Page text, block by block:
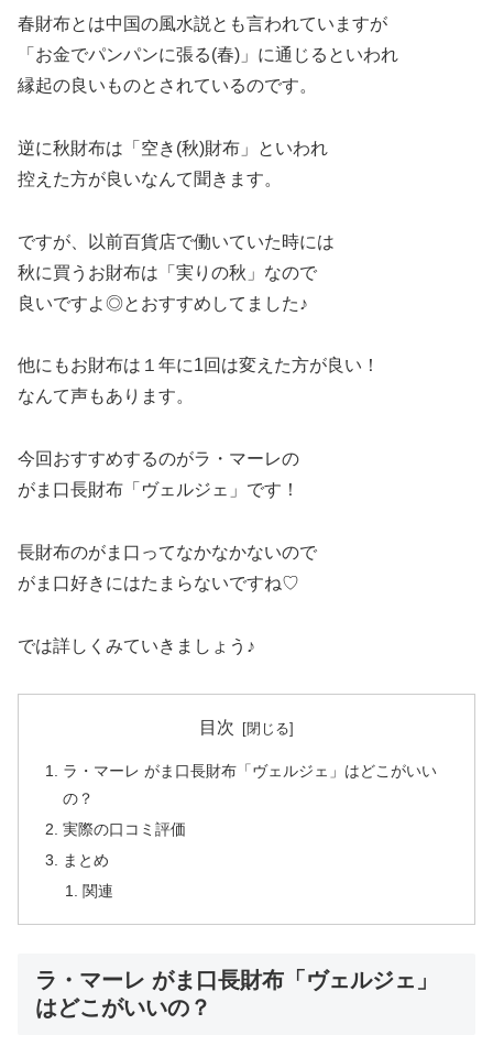
春財布とは中国の風水説とも言われていますが
「お金でパンパンに張る(春)」に通じるといわれ
縁起の良いものとされているのです。
逆に秋財布は「空き(秋)財布」といわれ
控えた方が良いなんて聞きます。
ですが、以前百貨店で働いていた時には
秋に買うお財布は「実りの秋」なので
良いですよ◎とおすすめしてました♪
他にもお財布は１年に1回は変えた方が良い！
なんて声もあります。
今回おすすめするのがラ・マーレの
がま口長財布「ヴェルジェ」です！
長財布のがま口ってなかなかないので
がま口好きにはたまらないですね♡
では詳しくみていきましょう♪
目次
ラ・マーレ がま口長財布「ヴェルジェ」はどこがいい
の？
実際の口コミ評価
まとめ
関連
ラ・マーレ がま口長財布「ヴェルジェ」
はどこがいいの？